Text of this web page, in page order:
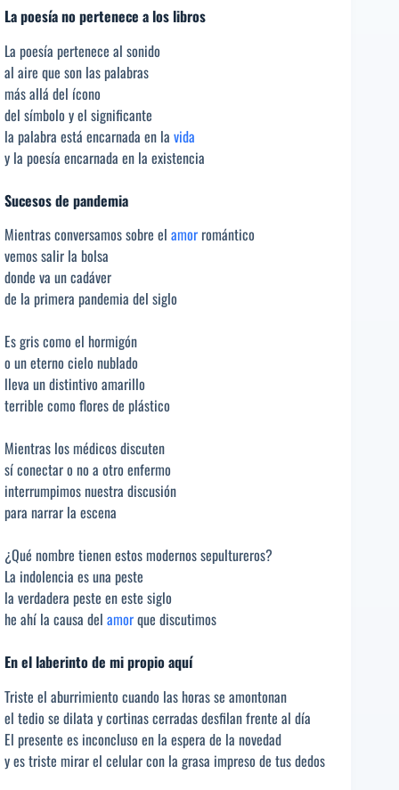
La poesía no pertenece a los libros
La poesía pertenece al sonido
al aire que son las palabras
más allá del ícono
del símbolo y el significante
la palabra está encarnada en la vida
y la poesía encarnada en la existencia
Sucesos de pandemia
Mientras conversamos sobre el amor romántico
vemos salir la bolsa
donde va un cadáver
de la primera pandemia del siglo
Es gris como el hormigón
o un eterno cielo nublado
lleva un distintivo amarillo
terrible como flores de plástico
Mientras los médicos discuten
sí conectar o no a otro enfermo
interrumpimos nuestra discusión
para narrar la escena
¿Qué nombre tienen estos modernos sepultureros?
La indolencia es una peste
la verdadera peste en este siglo
he ahí la causa del amorque discutimos
En el laberinto de mi propio aquí
Triste el aburrimiento cuando las horas se amontonan
el tedio se dilata y cortinas cerradas desfilan frente al día
El presente es inconcluso en la espera de la novedad
y es triste mirar el celular con la grasa impreso de tus dedos